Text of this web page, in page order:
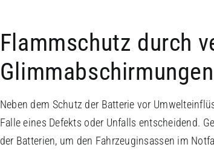
Flammschutz durch
Glimmabschirmungen
Neben dem Schutz der Batterie vor
Falle eines Defekts oder Unfalls entscheidend.
der Batterien, um den Fahrzeuginsassen im